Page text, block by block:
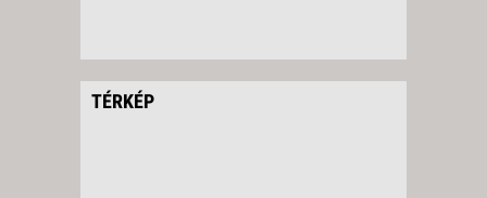
TÉRKÉP